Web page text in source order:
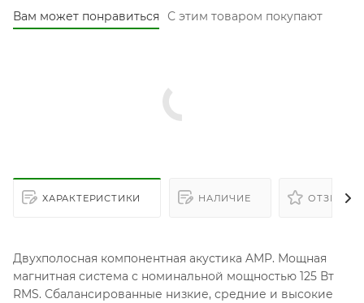
Вам может понравиться С этим товаром покупают
ХАРАКТЕРИСТИКИ НАЛИЧИЕ ОТЗЫВЫ
Двухполосная компонентная акустика AMP. Мощная
магнитная система с номинальной мощностью 125 Вт
RMS. Сбалансированные низкие, средние и высокие